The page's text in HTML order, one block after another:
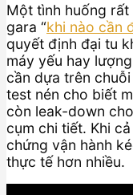
Một tình huống
gara “khi nào cần
quyết định đại tu
máy yếu hay
cần dựa trên
test nén cho biết
còn leak-down
cụm chi tiết. Khi
chứng vận hành
thực tế hơn nhiều.